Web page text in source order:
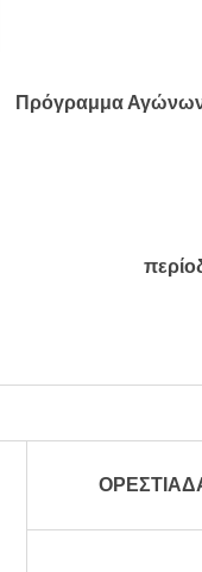
Πρόγραμμα